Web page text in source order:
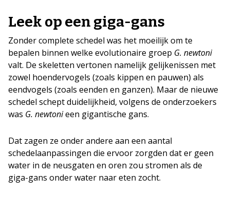
Leek op een giga-gans
Zonder complete schedel was het moeilijk om te
bepalen binnen welke evolutionaire groep G. newtoni
valt. De skeletten vertonen namelijk gelijkenissen met
zowel hoendervogels (zoals kippen en pauwen) als
eendvogels (zoals eenden en ganzen). Maar de nieuwe
schedel schept duidelijkheid, volgens de onderzoekers
was G. newtonieen gigantische gans.
Dat zagen ze onder andere aan een aantal
schedelaanpassingen die ervoor zorgden dat er geen
water in de neusgaten en oren zou stromen als de
giga-gans onder water naar eten zocht.